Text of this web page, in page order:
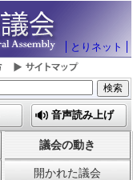
とりネット
音声読み上げ
議会の動き
開かれた議会